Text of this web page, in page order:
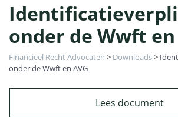
onder de Wwft en
Financieel Recht Advocaten > Downloads>
onder de Wwft en AVG
Lees document